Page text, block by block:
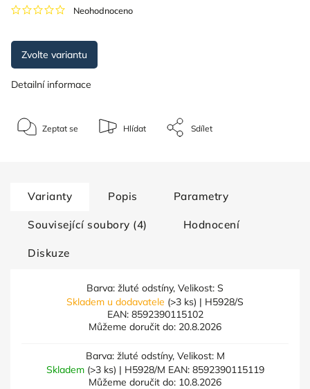
Neohodnoceno
Zvolte variantu
Detailní informace
Zeptat se Hlídat Sdílet
Varianty Popis Parametry
Související soubory (4) Hodnocení
Diskuze
Barva: žluté odstíny, Velikost: S
Skladem u dodavatele (>3 ks) | H5928/S
EAN: 8592390115102
Můžeme doručit do: 20.8.2026
Barva: žluté odstíny, Velikost: M
Skladem (>3 ks) | H5928/M EAN: 8592390115119
Můžeme doručit do: 10.8.2026